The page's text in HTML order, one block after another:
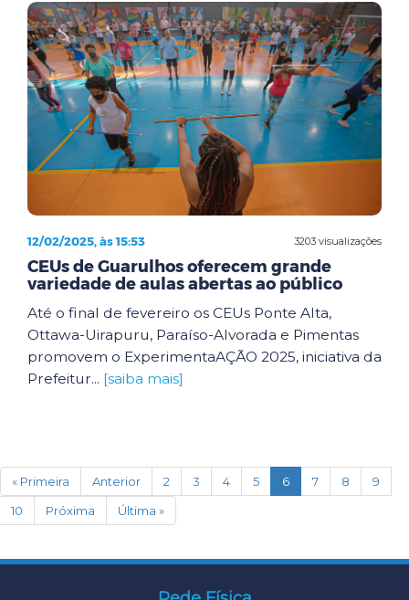
3203 visualizações
12/02/2025, às 15:53
CEUs de Guarulhos oferecem grande
variedade de aulas abertas ao público
Até o final de fevereiro os CEUs Ponte Alta,
Ottawa-Uirapuru, Paraíso-Alvorada e Pimentas
promovem o ExperimentaAÇÃO 2025, iniciativa da
Prefeitur... [saiba mais]
« Primeira Anterior 2 3 4 5 6(current)
7 8
9
10
Próxima Última »